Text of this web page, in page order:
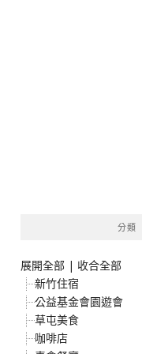
分類
展開全部 | 收合全部
新竹住宿
公益基金會園遊會
草屯美食
咖啡店